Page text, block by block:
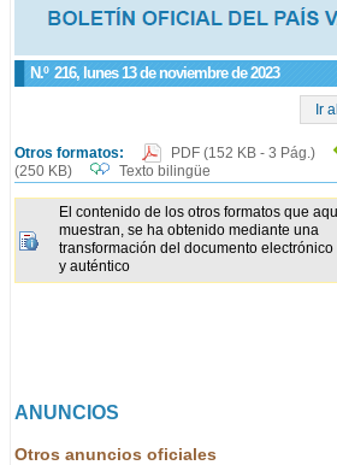
N.º 216, lunes 13 de noviembre de 2023
Ir
Otros formatos: PDF (152 KB - 3 Pág.)
(250 KB)
Texto bilingüe
El contenido de los otros formatos que
muestran, se ha obtenido mediante una
transformación del documento electrónico
y auténtico
ANUNCIOS
Otros anuncios oficiales